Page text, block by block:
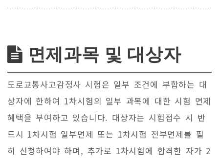
면제과목 및 대상자
도로교통사고감정사 시험은 일부 조건에 부합하는 대
상자에 한하여 1차시험의 일부 과목에 대한 시험 면제
혜택을 부여하고 있습니다. 대상자는 시험접수 시 반
드시 1차시험 일부면제 또는 1차시험 전부면제를 필
히 신청하여야 하며, 추가로 1차시험에 합격한 자가 2